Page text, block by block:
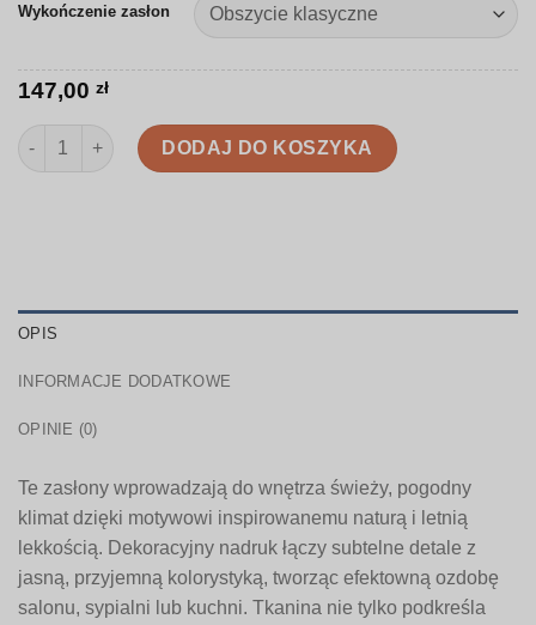
Wykończenie zasłon
147,00 zł
ilość Zasłona | Pszczoły, miód i cytryny | D039
DODAJ DO KOSZYKA
OPIS
INFORMACJE DODATKOWE
OPINIE (0)
Te zasłony wprowadzają do wnętrza świeży, pogodny
klimat dzięki motywowi inspirowanemu naturą i letnią
lekkością. Dekoracyjny nadruk łączy subtelne detale z
jasną, przyjemną kolorystyką, tworząc efektowną ozdobę
salonu, sypialni lub kuchni. Tkanina nie tylko podkreśla